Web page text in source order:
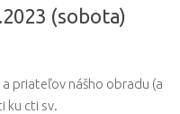
(sobota)
priateľov nášho obradu (a
ku cti sv.